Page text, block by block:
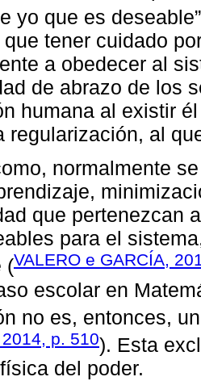
yo que es
tener cuidado
a obedecer al
de abrazo de los
humana al existir
regularización, al
normalmente
que pertenezcan
para el
(VALERO e GARCÍA,
escolar en
no es, entonces,
p. 510). Esta
del poder.